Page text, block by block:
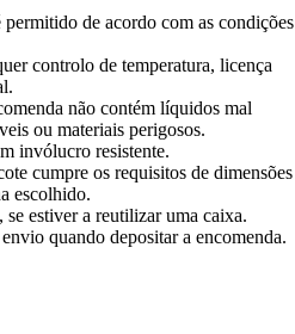
de acordo com as condições
controlo de temperatura, licença
não contém líquidos mal
​​ou materiais perigosos.
invólucro resistente.
cumpre os requisitos de dimensões
escolhido.
se estiver a reutilizar uma caixa.
quando depositar a encomenda.